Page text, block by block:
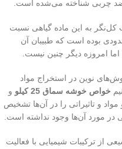
ضد چربی شناخته می‌شده است.
به این ماده گیاهی نسبت
بوده است که طبیبان آن
امروزه دیگر چنین نیست.
نوین در استخراج مواد
خواص خوشه سماق 25 کیلو
و
مواد و تاثیراتی را در آن‌ها تشخیص
در مورد آن‌ها وجود نداشته است.
ترکیبات شیمیایی با فعالیت